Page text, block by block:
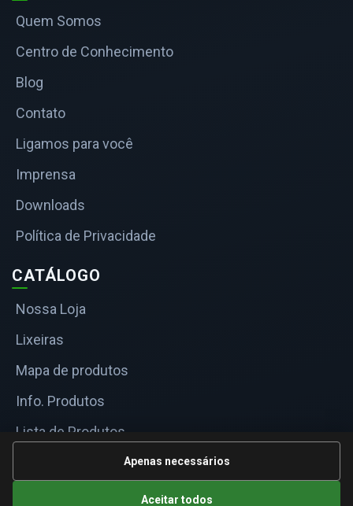
Quem Somos
Centro de Conhecimento
Blog
Contato
Ligamos para você
Imprensa
Downloads
Política de Privacidade
CATÁLOGO
Nossa Loja
Lixeiras
Mapa de produtos
Info. Produtos
Lista de Produtos
Informações TécnicasApenas necessários
Aceitar todos